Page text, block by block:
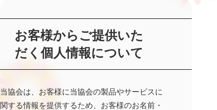
お客様からご提供いた
だく個人情報について
当協会は、お客様に当協会の製品やサービスに
関する情報を提供するため、お客様のお名前・